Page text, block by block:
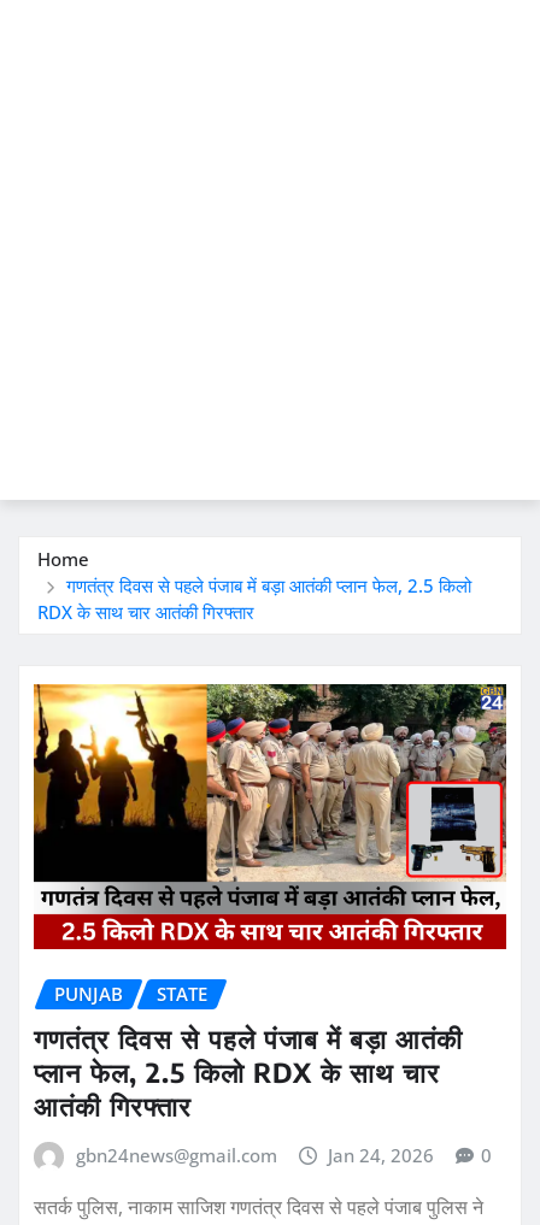
Home
गणतंत्र दिवस से पहले पंजाब में बड़ा आतंकी प्लान फेल, 2.5 किलो
RDX के साथ चार आतंकी गिरफ्तार
PUNJAB STATE
गणतंत्र दिवस से पहले पंजाब में बड़ा आतंकी
प्लान फेल, 2.5 किलो RDX के साथ चार
आतंकी गिरफ्तार
gbn24news@gmail.com Jan 24, 2026 0
सतर्क पुलिस, नाकाम साजिश गणतंत्र दिवस से पहले पंजाब पुलिस ने